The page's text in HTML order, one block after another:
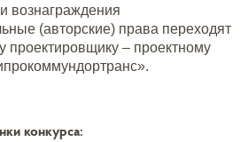
вознаграждения
(авторские) права переходят
проектировщику – проектному
конкурса: